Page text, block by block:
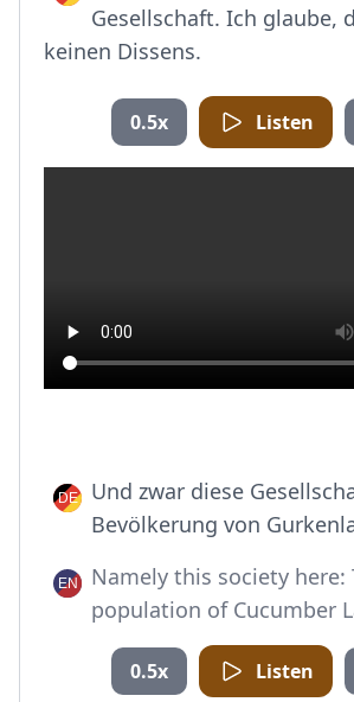
Gesellschaft. Ich glaube,
keinen Dissens.
0.5x Listen
Und zwar diese
Bevölkerung von
Namely this society here:
population of Cucumber
0.5x Listen